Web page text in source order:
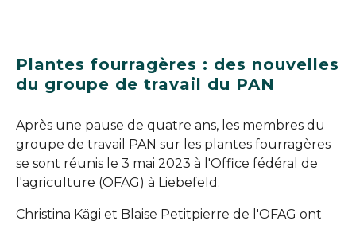
Plantes fourragères : des nouvelles
du groupe de travail du PAN
Après une pause de quatre ans, les membres du
groupe de travail PAN sur les plantes fourragères
se sont réunis le 3 mai 2023 à l'Office fédéral de
l'agriculture (OFAG) à Liebefeld.
Christina Kägi et Blaise Petitpierre de l'OFAG ont